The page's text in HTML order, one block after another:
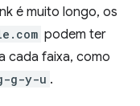
é muito longo, os
podem ter
cada faixa, como
g-y-u .